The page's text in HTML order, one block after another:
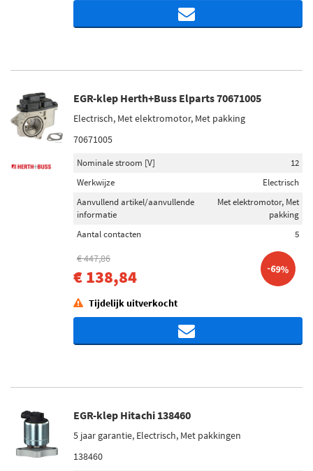
EGR-klep Herth+Buss Elparts 70671005
Electrisch, Met elektromotor, Met pakking
70671005
Nominale stroom [V]
12
Werkwijze
Electrisch
Aanvullend artikel/aanvullende
informatie
Met elektromotor, Met
pakking
Aantal contacten
5
€ 447,86
€ 138,84 -69%
Tijdelijk uitverkocht
EGR-klep Hitachi 138460
5 jaar garantie, Electrisch, Met pakkingen
138460